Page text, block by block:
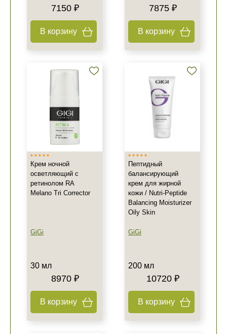
7150 ₽
В корзину
7875 ₽
В корзину
Крем ночной
осветляющий с
ретинолом RA
Melano Tri Corrector
GiGi
30 мл
8970 ₽
В корзину
Пептидный
балансирующий
крем для жирной
кожи / Nutri-Peptide
Balancing Moisturizer
Oily Skin
GiGi
200 мл
10720 ₽
В корзину